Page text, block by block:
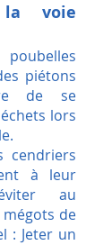
voie
poubelles
piétons
de se
lors
cendriers
à leur
au
de
: Jeter un